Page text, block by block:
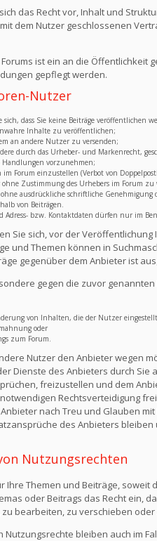
das Recht vor, Inhalt und
dem Nutzer geschlossenen
ist ein an die
gepflegt werden.
Nutzer
dass Sie keine Beiträge veröffentlichen
Inhalte zu veröffentlichen;
an andere Nutzer zu versenden;
durch das Urheber- und Markenrecht,
Handlungen vorzunehmen;
im Forum einzustellen (Verbot von
ohne Zustimmung des Urhebers im Forum
ausdrückliche schriftliche
von Beiträgen.
Adress- bzw. Kontaktdaten dürfen nur im
Sie sich, vor der
und Themen können in
gegenüber dem Anbieter ist
gegen die zuvor
von Inhalten, die der Nutzer
oder
zum Forum.
Nutzer den Anbieter wegen
Dienste des Anbieters durch
freizustellen und dem
Rechtsverteidigung
nach Treu und Glauben
des Anbieters
Nutzungsrechten
Ihre Themen und Beiträge,
oder Beitrags das Recht ein,
bearbeiten, zu verschieben oder
Nutzungsrechte bleiben auch im